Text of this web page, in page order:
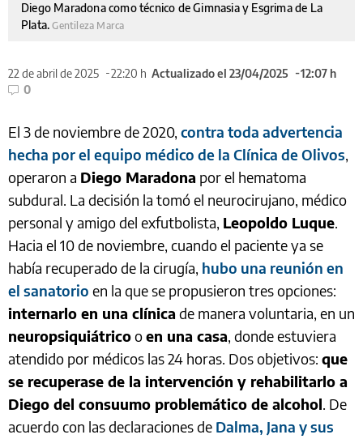
Diego Maradona como técnico de Gimnasia y Esgrima de La
Plata.Gentileza Marca
22 de abril de 2025 22:20 h Actualizado el 23/04/2025
12:07 h
0
El 3 de noviembre de 2020, contra toda advertencia
hecha por el equipo médico de la Clínica de Olivos,
operaron a Diego Maradona por el hematoma
subdural. La decisión la tomó el neurocirujano, médico
personal y amigo del exfutbolista, Leopoldo Luque.
Hacia el 10 de noviembre, cuando el paciente ya se
había recuperado de la cirugía, hubo una reunión en
el sanatorio en la que se propusieron tres opciones:
internarlo en una clínica de manera voluntaria, en un
neuropsiquiátricooen una casa, donde estuviera
atendido por médicos las 24 horas. Dos objetivos: que
se recuperase de la intervención y rehabilitarlo a
Diego del consuumo problemático de alcohol. De
acuerdo con las declaraciones de Dalma, Jana y sus